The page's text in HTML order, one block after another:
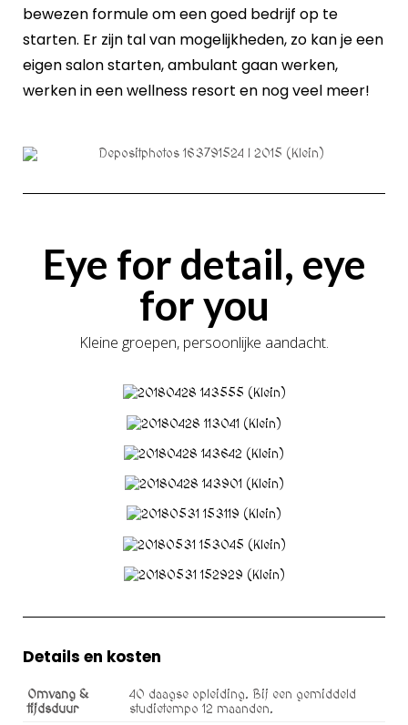
bewezen formule om een goed bedrijf op te
starten. Er zijn tal van mogelijkheden, zo kan je een
eigen salon starten, ambulant gaan werken,
werken in een wellness resort en nog veel meer!
Eye for detail, eye
for you
Kleine groepen, persoonlijke aandacht.
Details en kosten
Omvang &
tijdsduur
40 daagse opleiding. Bij een gemiddeld
studietempo 12 maanden.